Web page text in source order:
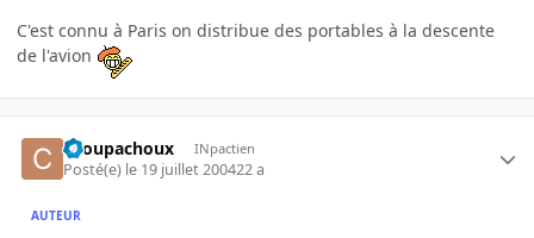
C'est connu à Paris on distribue des portables à la descente
de l'avion
choupachoux INpactien
Posté(e) le 19 juillet 200422 a
AUTEUR